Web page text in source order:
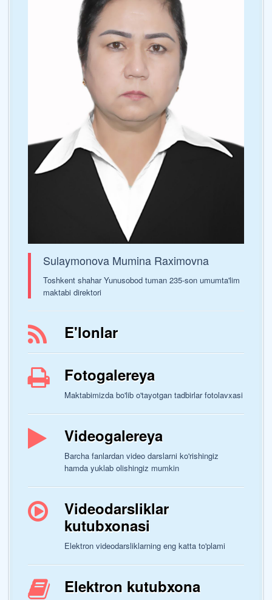
Sulaymonova Mumina Raximovna
Toshkent shahar Yunusobod tuman 235-son umumta'lim
maktabi direktori
E'lonlar
Fotogalereya
Maktabimizda bo'lib o'tayotgan tadbirlar fotolavxasi
Videogalereya
Barcha fanlardan video darslarni ko'rishingiz
hamda yuklab olishingiz mumkin
Videodarsliklar
kutubxonasi
Elektron videodarsliklarning eng katta to'plami
Elektron kutubxona